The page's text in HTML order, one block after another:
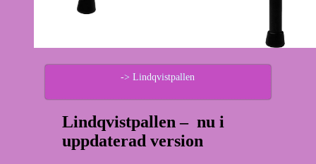
-> Lindqvistpallen
Lindqvistpallen – nu i
uppdaterad version